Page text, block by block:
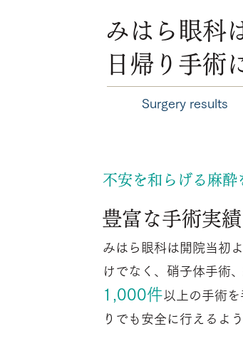
Surgery results
みはら眼科
日帰り手術
不安を和らげる麻酔
豊富な手術実績
みはら眼科は開院当初
けでなく、硝子体手術
1,000件以上の手術
りでも安全に行えるよ